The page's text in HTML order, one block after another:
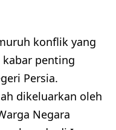
konflik yang
kabar penting
Persia.
dikeluarkan oleh
Negara